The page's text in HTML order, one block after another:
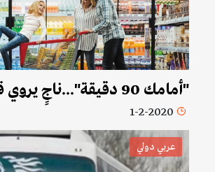
"أمامك 90 دقيقة"...ناجٍ يروي قصة هروبه وزوجته من ووهان بؤرة فيروس كورونا
1-2-2020
عربي دولي